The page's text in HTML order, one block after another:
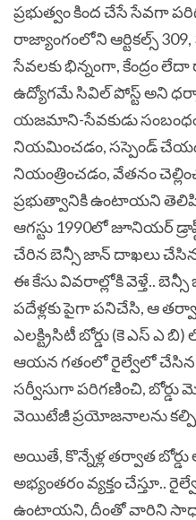
ప్రభుత్వం కింద చేసే సేవగా
రాజ్యాంగంలోని ఆర్టికల్స్ 309,
సేవలకు భిన్నంగా, కేంద్రం
ఉద్యోగమే సివిల్ పోస్ట్ అని
యజమాని-సేవకుడు సంబంధం
నియమించడం, సస్పెండ్
నియంత్రించడం, వేతనం
ప్రభుత్వానికి ఉంటాయని
ఆగస్టు 1990లో జూనియర్
చేరిన బెన్సీ జాన్ దాఖలు చేసిన
ఈ కేసు వివరాల్లోకి వెళ్తే..
పదేళ్లకు పైగా పనిచేసి, ఆ
ఎలక్ట్రిసిటీ బోర్డు (కె ఎస్ ఎ
ఆయన గతంలో రైల్వేలో చేసిన
సర్వీసుగా పరిగణించి,
వెయిటేజీ ప్రయోజనాలను
అయితే, కొన్నేళ్ల తర్వాత
అభ్యంతరం వ్యక్తం చేస్తూ..
ఉంటాయని, దీంతో వారిని